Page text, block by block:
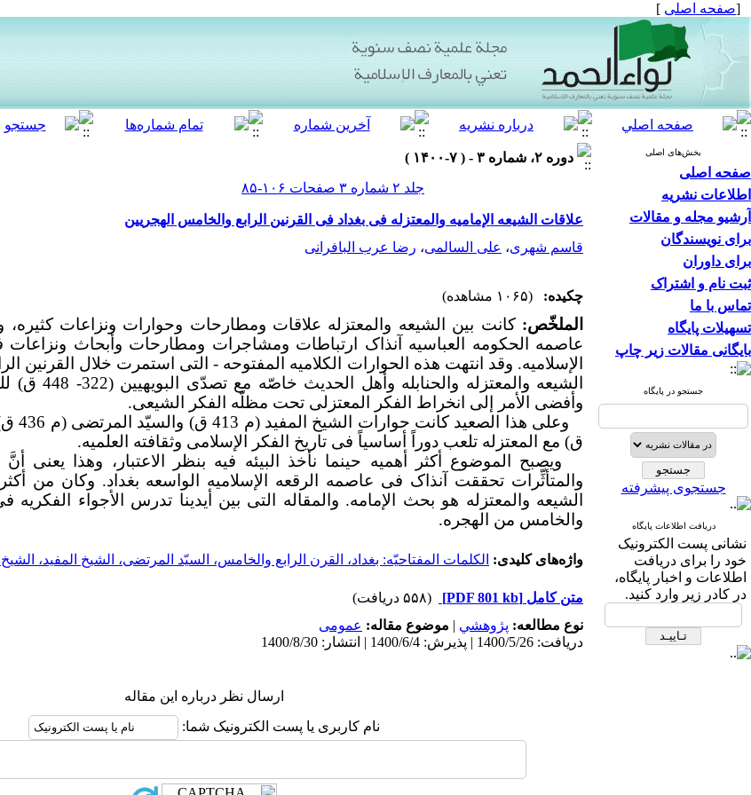
[صفحه اصلی ]
بخش‌های اصلی
صفحه اصلی
اطلاعات نشریه
آرشیو مجله و مقالات
برای نویسندگان
برای داوران
ثبت نام و اشتراک
تماس با ما
تسهیلات پایگاه
بایگانی مقالات زیر چاپ
جستجو در پایگاه
جستجوی پیشرفته
دریافت اطلاعات پایگاه
نشانی پست الکترونیک
خود را برای دریافت
اطلاعات و اخبار پایگاه،
در کادر زیر وارد کنید.
دوره ۲، شماره ۳ - ( ۷-۱۴۰۰ )
جلد ۲ شماره ۳ صفحات ۱۰۶-۸۵
علاقات الشیعه الإمامیه والمعتزله فی بغداد فی القرنین الرابع والخامس الهجریین
قاسم شهری، علی السالمی، رضا عرب البافرانی
چکیده: (۱۰۶۵ مشاهده)
الملخّص:کانت بین الشیعه والمعتزله علاقات ومطارحات وحوارات ونزاعات
عاصمه الحکومه العباسیه آنذاک ارتباطات ومشاجرات ومطارحات وأبحاث ونزاعات
الإسلامیه. وقد انتهت هذه الحوارات الکلامیه المفتوحه -التی استمرت خلال القرنین
الشیعه والمعتزله والحنابله وأهل الحدیث خاصّه مع تصدّی البویهیین (322- 448 ق) للحکم
وأفضی الأمر إلی انخراط الفکر المعتزلی تحت مظلّه الفکر الشیعی.
ق) مع المعتزله تلعب دوراً أساسیاً فی تاریخ الفکر الإسلامی وثقافته العلمیه.
ویصبح الموضوع أکثر أهمیه حینما نأخذ البیئه فیه بنظر الاعتبار، وهذا یعنی
والمتأثِّرات تحققت آنذاک فی عاصمه الرقعه الإسلامیه الواسعه بغداد. وکان من
الشیعه والمعتزله هو بحث الإمامه. والمقاله التی بین أیدینا تدرس الأجواء الفکریه
والخامس من الهجره.
واژه‌های کلیدی: الکلمات المفتاحیّه: بغداد، القرن الرابع والخامس، السیّد المرتضی، الشیخ المفید،
متن کامل [PDF 801 kb]
(۵۵۸ دریافت)
نوع مطالعه: پژوهشي | موضوع مقاله: عمومى
دریافت: 1400/5/26 | پذیرش: 1400/6/4 | انتشار: 1400/8/30
ارسال نظر درباره این مقاله
نام کاربری یا پست الکترونیک شما: